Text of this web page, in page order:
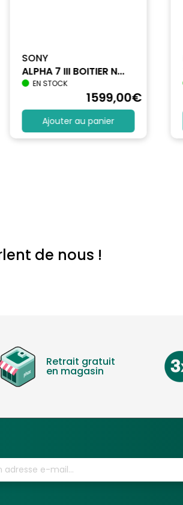
SONY
ALPHA 7 III BOITIER N...
EN STOCK
1599,00€
Ajouter au panier
de nous !
Retrait gratuit
en magasin